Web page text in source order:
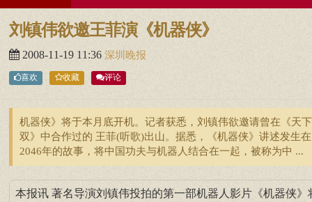
刘镇伟欲邀王菲演《机器侠》
2008-11-19 11:36 深圳晚报
喜欢 收藏 评论
机器侠》将于本月底开机。记者获悉，刘镇伟欲邀请曾在《天
双》中合作过的 王菲(听歌)出山。据悉，《机器侠》讲述发生在
2046年的故事，将中国功夫与机器人结合在一起，被称为中 ...
本报讯 著名导演刘镇伟投拍的第一部机器人影片《机器侠》